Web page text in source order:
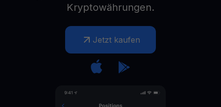
Kryptowährungen.
Jetzt kaufen